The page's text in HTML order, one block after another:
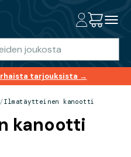
tarjouksista →
/Ilmatäytteinen kanootti
kanootti